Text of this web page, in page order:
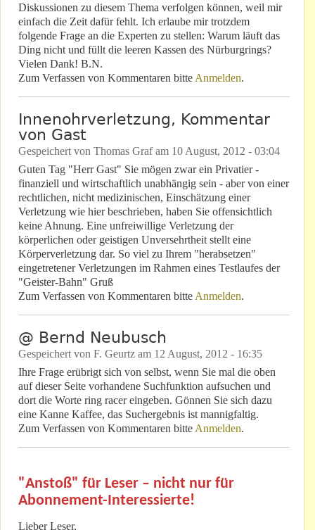
Diskussionen zu diesem Thema verfolgen können, weil mir
einfach die Zeit dafür fehlt. Ich erlaube mir trotzdem
folgende Frage an die Experten zu stellen: Warum läuft das
Ding nicht und füllt die leeren Kassen des Nürburgrings?
Vielen Dank! B.N.
Zum Verfassen von Kommentaren bitte Anmelden.
Innenohrverletzung, Kommentar
von Gast
Gespeichert von Thomas Grafam 10 August, 2012 - 03:04
Guten Tag "Herr Gast" Sie mögen zwar ein Privatier -
finanziell und wirtschaftlich unabhängig sein - aber von einer
rechtlichen, nicht medizinischen, Einschätzung einer
Verletzung wie hier beschrieben, haben Sie offensichtlich
keine Ahnung. Eine unfreiwillige Verletzung der
körperlichen oder geistigen Unversehrtheit stellt eine
Körperverletzung dar. So viel zu Ihrem "herabsetzen"
eingetretener Verletzungen im Rahmen eines Testlaufes der
"Geister-Bahn" Gruß
Zum Verfassen von Kommentaren bitte Anmelden.
@ Bernd Neubusch
Gespeichert von F. Geurtz am 12 August, 2012 - 16:35
Ihre Frage erübrigt sich von selbst, wenn Sie mal die oben
auf dieser Seite vorhandene Suchfunktion aufsuchen und
dort die Worte ring racer eingeben. Gönnen Sie sich dazu
eine Kanne Kaffee, das Suchergebnis ist mannigfaltig.
Zum Verfassen von Kommentaren bitte Anmelden.
"Anstoß" für Leser – nicht nur für
Abonnement-Interessierte!
Lieber Leser,